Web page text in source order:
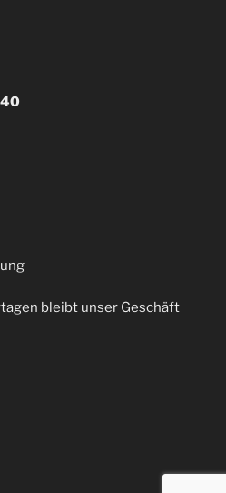
bleibt unser Geschäft